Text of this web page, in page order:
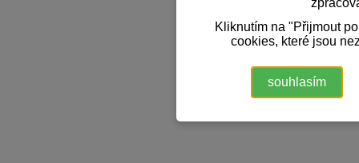
Kliknutím na "Přijmout
cookies, které jsou
souhlasím